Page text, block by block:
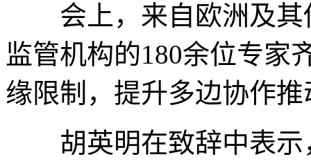
会上，来自欧洲及其
监管机构的180余位专家
缘限制，提升多边协作
胡英明在致辞中表示